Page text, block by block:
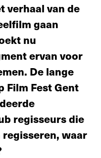
verhaal van de
gaan
nu
ervan voor
De lange
Fest Gent
regisseurs die
waar